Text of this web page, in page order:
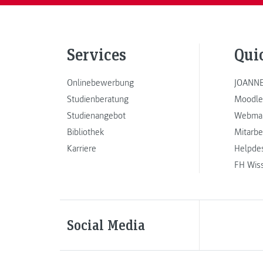
Services
Onlinebewerbung
Studienberatung
Studienangebot
Bibliothek
Karriere
FH
Social Media